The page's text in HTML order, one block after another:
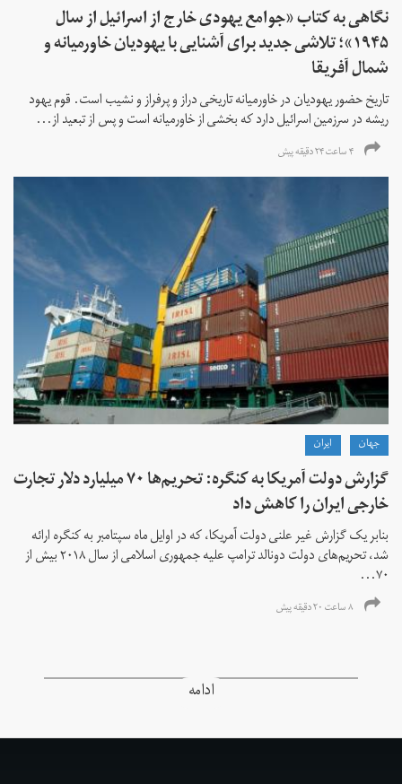
نگاهی به کتاب «جوامع یهودی خارج از اسرائیل از سال
۱۹۴۵»؛ تلاشی جدید برای آشنایی با یهودیان خاورمیانه و
شمال آفریقا
تاریخ حضور یهودیان در خاورمیانه تاریخی دراز و پرفراز و نشیب است. قوم یهود
ریشه در سرزمین اسرائیل دارد که بخشی از خاورمیانه است و پس از تبعید از...
۴ ساعت ۲۴ دقیقه پیش
جهان ايران
گزارش دولت آمریکا به کنگره: تحریم‌ها ۷۰ میلیارد دلار تجارت
خارجی ایران را کاهش داد
بنابر یک گزارش غیر علنی دولت آمریکا، که در اوایل ماه سپتامبر به کنگره ارائه
شد، تحریم‌های دولت دونالد ترامپ علیه جمهوری اسلامی از سال ۲۰۱۸ بیش از
۷۰...
۸ ساعت ۲۰ دقیقه پیش
ادامه